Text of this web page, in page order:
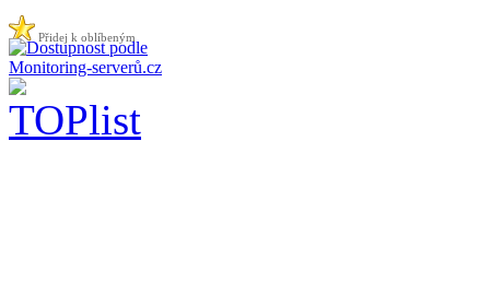
Přidej k oblíbeným